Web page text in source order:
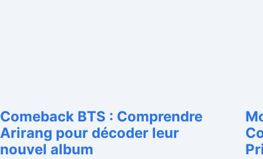
Comeback BTS : Comprendre
Arirang pour décoder leur
nouvel album